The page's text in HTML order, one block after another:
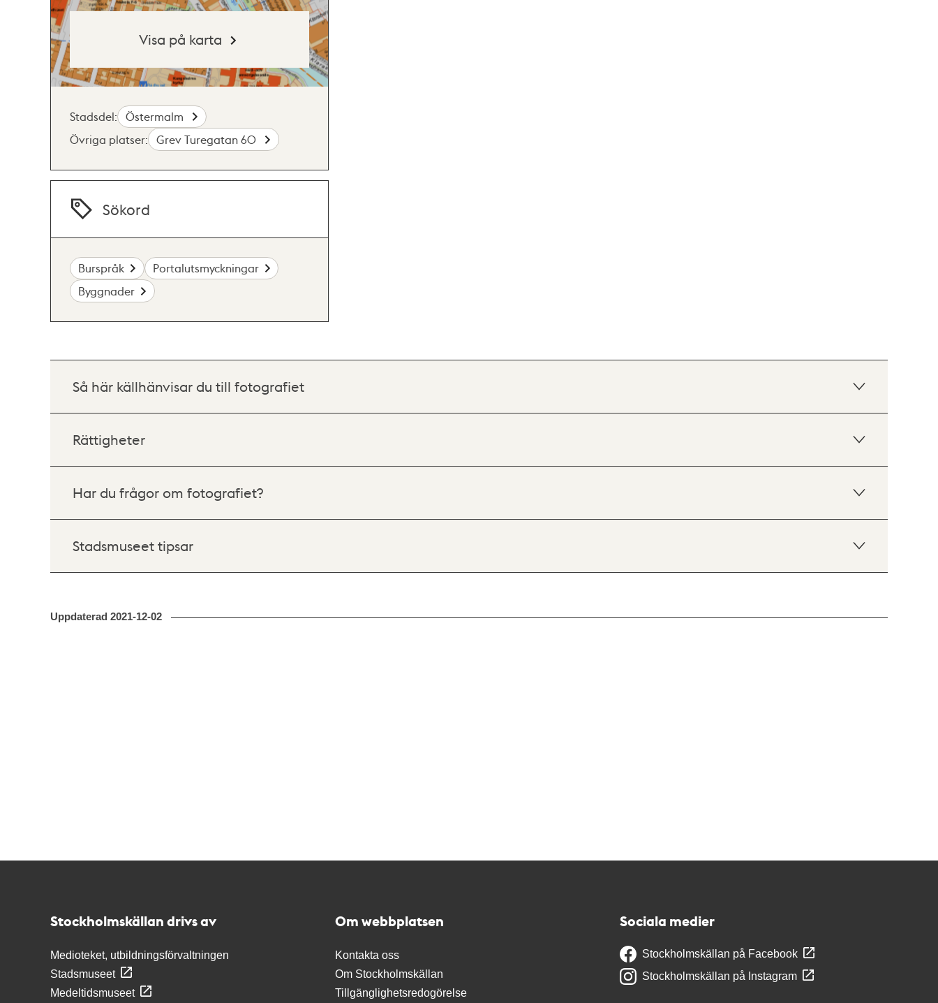
Visa på karta
Stadsdel:
Östermalm
Övriga platser:
Grev Turegatan 60
Sökord
Burspråk
Portalutsmyckningar
Byggnader
Så här källhänvisar du till fotografiet
Rättigheter
Har du frågor om fotografiet?
Stadsmuseet tipsar
Uppdaterad 2021-12-02
Stockholmskällan drivs av
Medioteket, utbildningsförvaltningen
Stadsmuseet
Medeltidsmuseet
Om webbplatsen
Kontakta oss
Om Stockholmskällan
Tillgänglighetsredogörelse
Sociala medier
Stockholmskällan på Facebook
Stockholmskällan på Instagram